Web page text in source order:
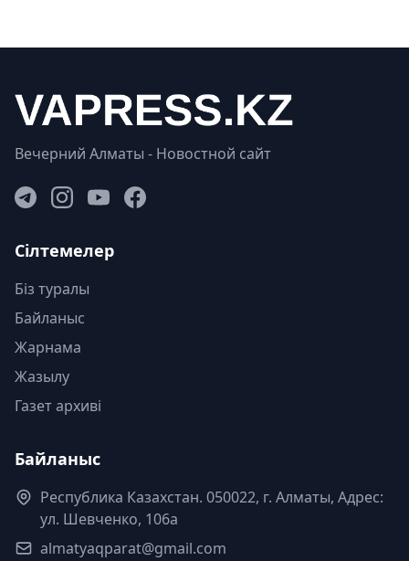
Вечерний Алматы - Новостной сайт
Сілтемелер
Біз туралы
Байланыс
Жарнама
Жазылу
Газет архиві
Байланыс
Республика Казахстан. 050022, г. Алматы, Адрес:
ул. Шевченко, 106а
almatyaqparat@gmail.com